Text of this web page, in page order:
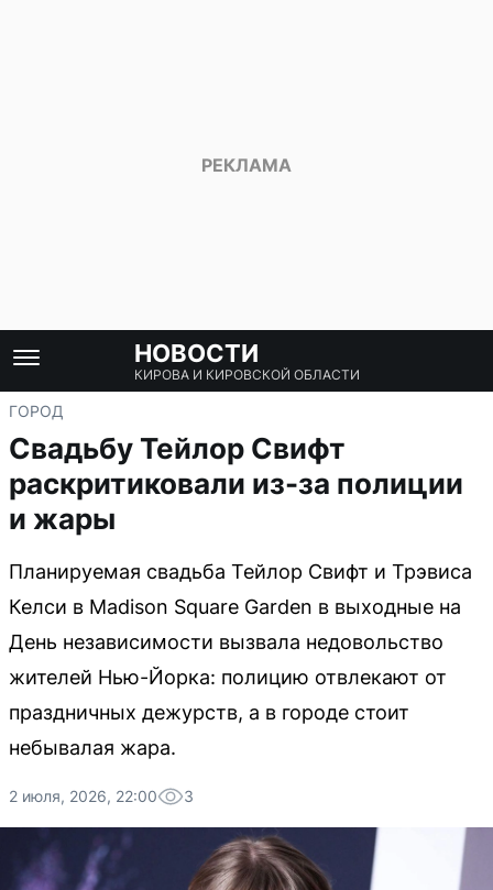
НОВОСТИ
КИРОВА И КИРОВСКОЙ ОБЛАСТИ
ГОРОД
Свадьбу Тейлор Свифт
раскритиковали из-за полиции
и жары
Планируемая свадьба Тейлор Свифт и Трэвиса
Келси в Madison Square Garden в выходные на
День независимости вызвала недовольство
жителей Нью-Йорка: полицию отвлекают от
праздничных дежурств, а в городе стоит
небывалая жара.
2 июля, 2026, 22:00 3